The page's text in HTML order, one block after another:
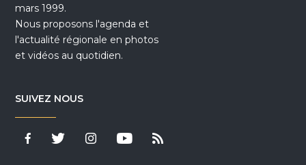
mars 1999.
Nous proposons l'agenda et
l'actualité régionale en photos
et vidéos au quotidien.
SUIVEZ NOUS